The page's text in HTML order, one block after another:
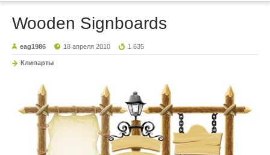
Wooden Signboards
eag1986 18 апреля 2010 1 635
Клипарты